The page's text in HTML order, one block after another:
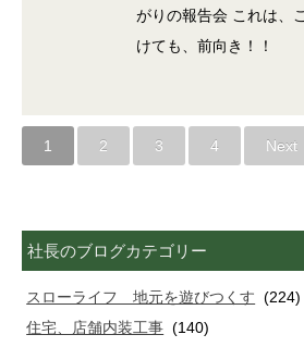
がりの報告会 これは、
けても、前向き！！
1 2 3 4 Next
社長のブログカテゴリー
スローライフ 地元を遊びつくす (224)
住宅、店舗内装工事 (140)